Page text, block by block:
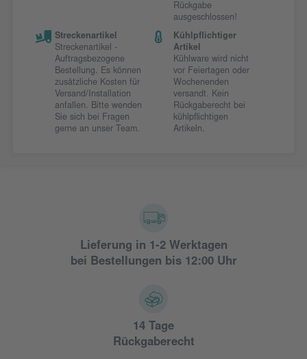
Rückgabe
ausgeschlossen!
Streckenartikel
Streckenartikel -
Auftragsbezogene
Bestellung. Es können
zusätzliche Kosten für
Versand/Installation
anfallen. Bitte wenden
Sie sich bei Fragen
gerne an unser Team.
Kühlpflichtiger
Artikel
Kühlware wird nicht
vor Feiertagen oder
Wochenenden
versandt. Kein
Rückgaberecht bei
kühlpflichtigen
Artikeln.
Lieferung in 1-2 Werktagen
bei Bestellungen bis 12:00 Uhr
14 Tage
Rückgaberecht